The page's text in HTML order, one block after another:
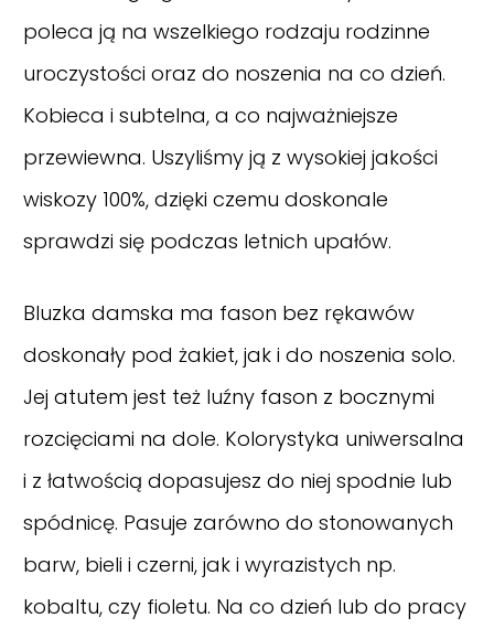
poleca ją na wszelkiego rodzaju rodzinne
uroczystości oraz do noszenia na co dzień.
Kobieca i subtelna, a co najważniejsze
przewiewna. Uszyliśmy ją z wysokiej jakości
wiskozy 100%, dzięki czemu doskonale
sprawdzi się podczas letnich upałów.
Bluzka damska ma fason bez rękawów
doskonały pod żakiet, jak i do noszenia solo.
Jej atutem jest też luźny fason z bocznymi
rozcięciami na dole. Kolorystyka uniwersalna
i z łatwością dopasujesz do niej spodnie lub
spódnicę. Pasuje zarówno do stonowanych
barw, bieli i czerni, jak i wyrazistych np.
kobaltu, czy fioletu. Na co dzień lub do pracy